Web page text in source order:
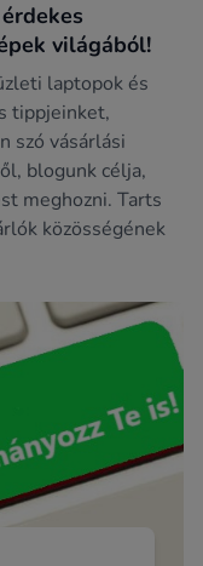
világából!
laptopok és
tippjeinket,
szó vásárlási
blogunk célja,
meghozni. Tarts
közösségének